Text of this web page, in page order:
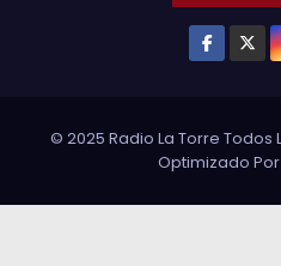
© 2025 Radio La Torre
Optimizado Por